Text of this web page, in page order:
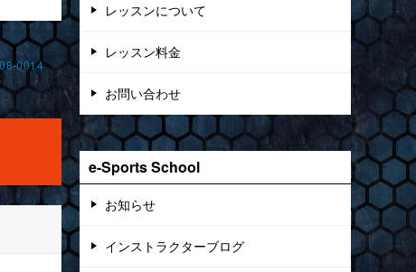
0014
レッスンについて
レッスン料金
お問い合わせ
e-Sports School
お知らせ
インストラクターブログ